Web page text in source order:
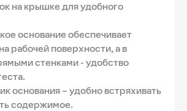
на крышке для удобного
основание обеспечивает
рабочей поверхности, а в
стенками - удобство
основания – удобно встряхивать
содержимое.